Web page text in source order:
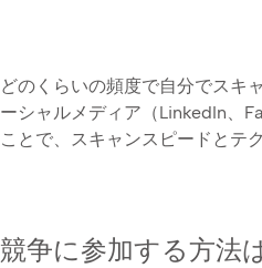
どのくらいの頻度で自分でスキ
ーシャルメディア（LinkedIn、
ことで、スキャンスピードとテ
競争に参加する方法